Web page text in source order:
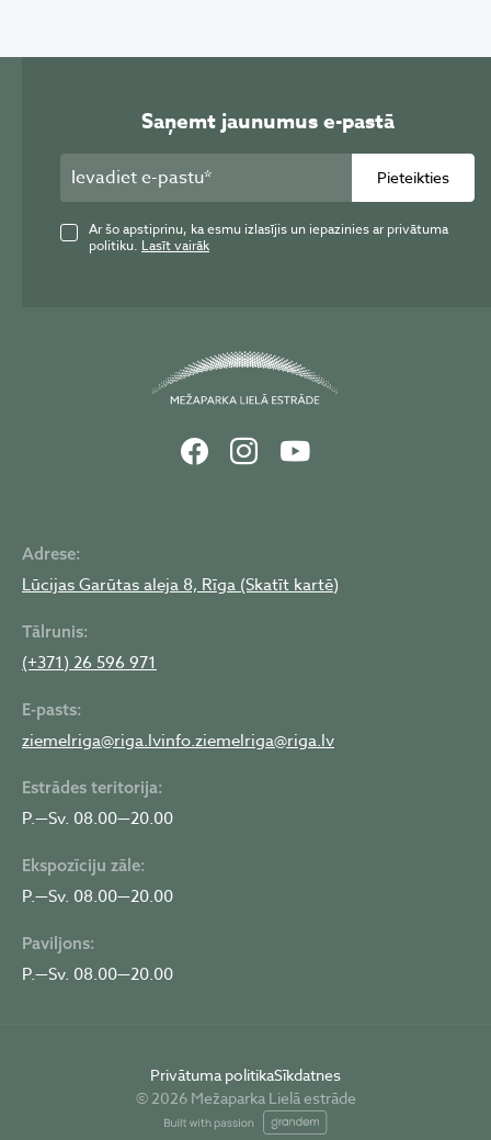
Adrese:
Lūcijas Garūtas aleja 8, Rīga (Skatīt kartē)
Tālrunis:
(+371) 26 596 971
E-pasts:
ziemelriga@riga.lvinfo.ziemelriga@riga.lv
Estrādes teritorija:
P.—Sv. 08.00—20.00
Ekspozīciju zāle:
P.—Sv. 08.00—20.00
Paviljons:
P.—Sv. 08.00—20.00
Saņemt jaunumus e-pastā
Pieteikties
Ar šo apstiprinu, ka esmu izlasījis un iepazinies ar privātuma
politiku. Lasīt vairāk
Privātuma politikaSīkdatnes
© 2026 Mežaparka Lielā estrāde